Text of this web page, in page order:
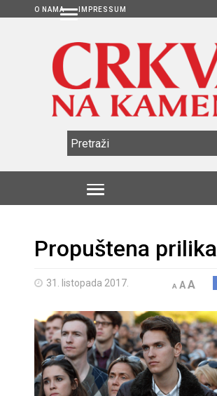
O NAMA IMPRESSUM
Propuštena prilika
31. listopada 2017. A AA